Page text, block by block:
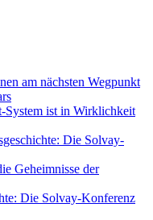
am nächsten Wegpunkt
System ist in Wirklichkeit
Die Solvay-
Geheimnisse der
Die Solvay-Konferenz